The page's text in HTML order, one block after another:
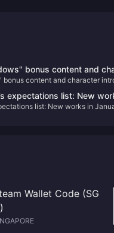
bonus content and
version requires online
bonus content and character
expectations list: New
firmly at the top of the list
list: New works in
Wallet Code (SG